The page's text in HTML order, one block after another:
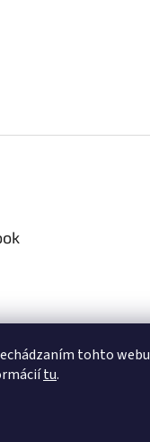
tohto webu
tu.